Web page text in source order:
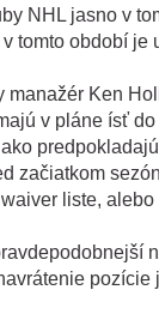
NHL jasno v
tomto období je
manažér Ken
v pláne ísť
začiatkom
liste,
pozície